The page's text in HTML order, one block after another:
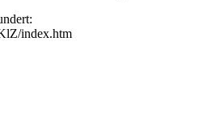
index.htm